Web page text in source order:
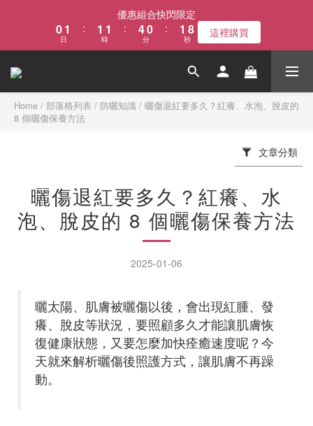
優惠組合快閃限定
01
0
日
:
1
0
1
0
時
:
5
4
3
0
1
0
分
:
2
1
0
8
7
6
4
3
2
秒 這裡購買
Home / 部落格列表 / 防曬知識 / 曬傷退紅要多久？紅癢、水泡、脫皮的
8 個曬傷保養方法
文章分類
曬傷退紅要多久？紅癢、水
泡、脫皮的 8 個曬傷保養方法
2025-01-06
曬太陽、肌膚被曬傷以後，會出現紅腫、發
癢、脫皮等狀況，要照顧多久才能讓肌膚恢
復健康狀態，又要怎麼加快痊癒速度呢？今
天就來解析曬傷後照護方式，讓肌膚不再躁
動。